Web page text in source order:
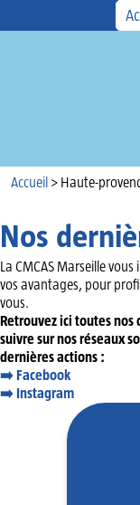
Accueil
Accueil > Haute-
Nos
La CMCAS Marseille
vos avantages, pour
vous.
Retrouvez ici toutes nos
suivre sur nos réseaux
dernières actions :
➡️ Facebook
➡️Instagram